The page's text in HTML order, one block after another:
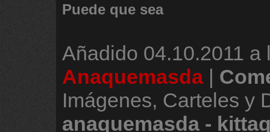
Puede que sea
Añadido 04.10.2011 a
Anaquemasda |
Imágenes, Carteles y
anaquemasda -